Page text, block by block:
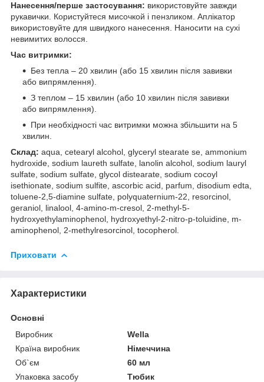
Нанесення/перше застосування: використовуйте завжди
рукавички. Користуйтеся мисочкой і пензликом. Аплікатор
використовуйте для швидкого нанесення. Наносити на сухі
невимитих волосся.
Час витримки:
Без тепла – 20 хвилин (або 15 хвилин після завивки
або випрямлення).
З теплом – 15 хвилин (або 10 хвилин після завивки
або випрямлення).
При необхідності час витримки можна збільшити на 5
хвилин.
Склад: aqua, cetearyl alcohol, glyceryl stearate se, ammonium
hydroxide, sodium laureth sulfate, lanolin alcohol, sodium lauryl
sulfate, sodium sulfate, glycol distearate, sodium cocoyl
isethionate, sodium sulfite, ascorbic acid, parfum, disodium edta,
toluene-2,5-diamine sulfate, polyquaternium-22, resorcinol,
geraniol, linalool, 4-amino-m-cresol, 2-methyl-5-
hydroxyethylaminophenol, hydroxyethyl-2-nitro-p-toluidine, m-
aminophenol, 2-methylresorcinol, tocopherol.
Приховати
Характеристики
Основні
Виробник
Wella
Країна виробник
Німеччина
Об`єм
60 мл
Упаковка засобу
Тюбик